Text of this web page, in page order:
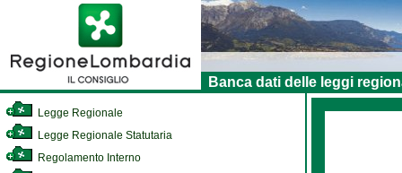
Banca dati delle leggi
Legge Regionale
Legge Regionale Statutaria
Regolamento Interno